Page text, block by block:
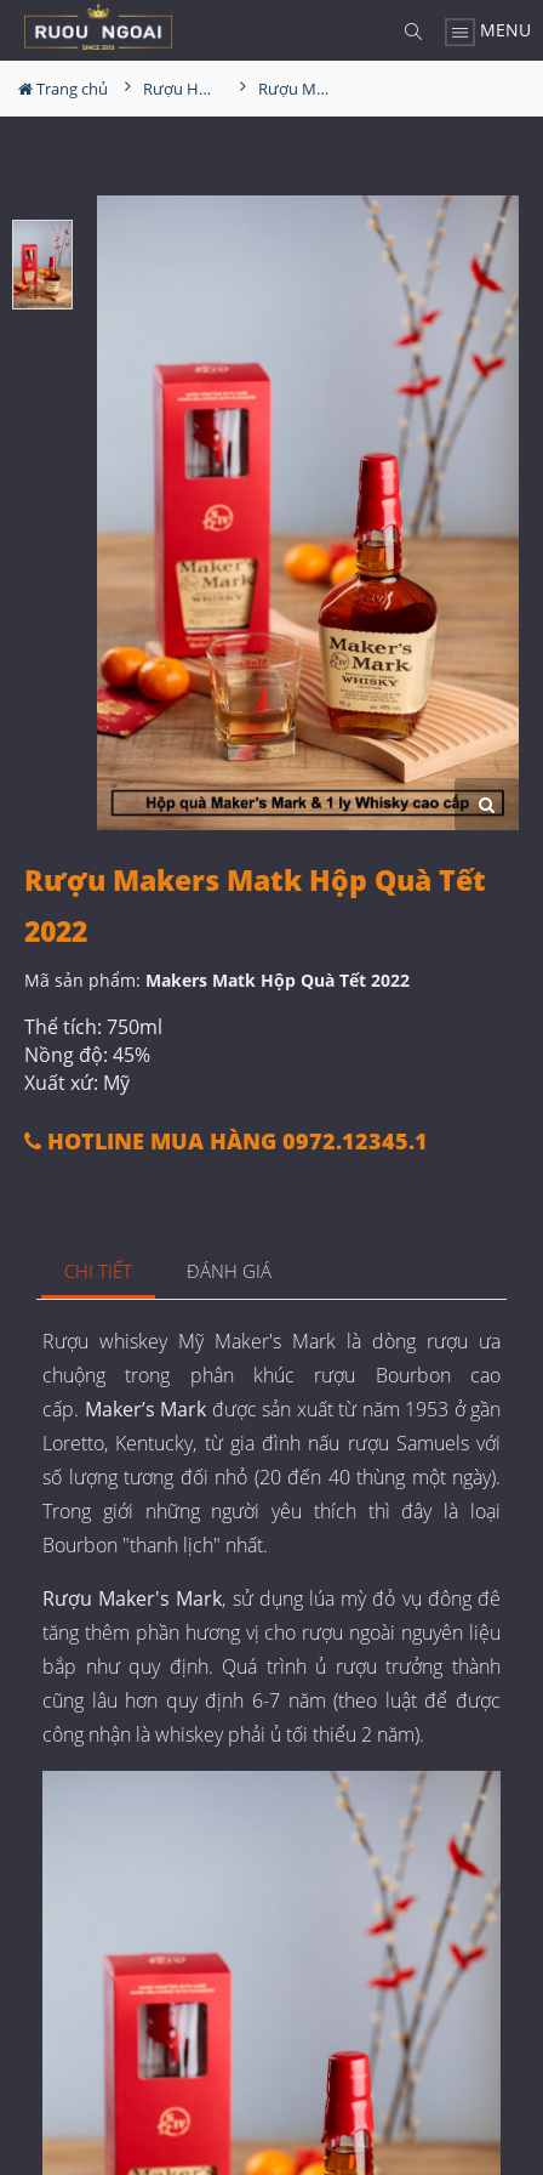
MENU
Trang chủ Rượu Hộp Quà Rượu Makers Matk Hộp Quà Tết 2022
Rượu Makers Matk Hộp Quà Tết
2022
Mã sản phẩm: Makers Matk Hộp Quà Tết 2022
Thể tích: 750ml
Nồng độ: 45%
Xuất xứ: Mỹ
HOTLINE MUA HÀNG 0972.12345.1
CHI TIẾT ĐÁNH GIÁ
Rượu whiskey Mỹ Maker's Mark là dòng rượu ưa
chuộng trong phân khúc rượu Bourbon cao
cấp. Maker’s Mark được sản xuất từ năm 1953 ở gần
Loretto, Kentucky, từ gia đình nấu rượu Samuels với
số lượng tương đối nhỏ (20 đến 40 thùng một ngày).
Trong giới những người yêu thích thì đây là loại
Bourbon "thanh lịch" nhất.
Rượu Maker's Mark, sử dụng lúa mỳ đỏ vụ đông đê
tăng thêm phần hương vị cho rượu ngoài nguyên liệu
bắp như quy định. Quá trình ủ rượu trưởng thành
cũng lâu hơn quy định 6-7 năm (theo luật để được
công nhận là whiskey phải ủ tối thiểu 2 năm).